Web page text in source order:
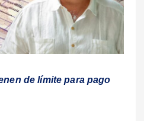
de límite para pago